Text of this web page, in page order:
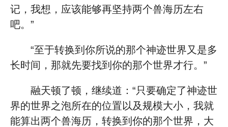
记，我想，应该能够再坚持两个兽海历左右
吧。”
“至于转换到你所说的那个神迹世界又是多
长时间，那就先要找到你的那个世界才行。”
融天顿了顿，继续道：“只要确定了神迹世
界的世界之泡所在的位置以及规模大小，我就
能算出两个兽海历，转换到你的那个世界，大